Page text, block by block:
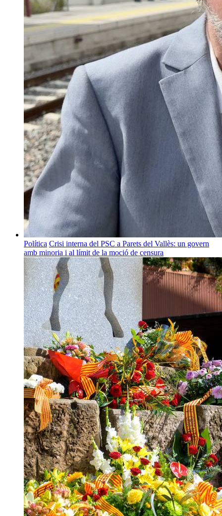
Política Crisi interna del PSC a Parets del Vallès: un govern
amb minoria i al límit de la moció de censura